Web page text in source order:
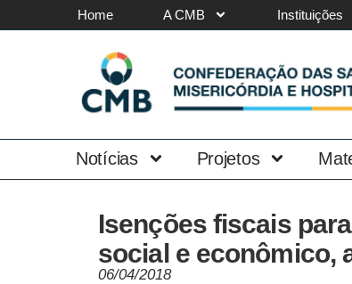
Home A CMB Instituições
Notícias Projetos
Isenções fiscais
social e econômico,
06/04/2018